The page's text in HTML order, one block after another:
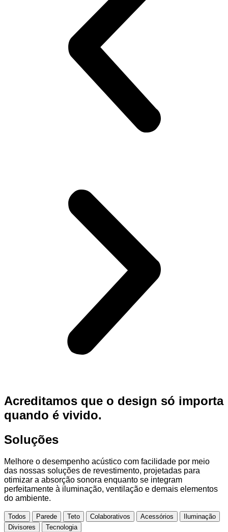
Acreditamos que o design só importa
quando é vivido.
Soluções
Melhore o desempenho acústico com facilidade por meio
das nossas soluções de revestimento, projetadas para
otimizar a absorção sonora enquanto se integram
perfeitamente à iluminação, ventilação e demais elementos
do ambiente.
Todos Parede Teto Colaborativos Acessórios
Iluminação
Divisores
Tecnologia